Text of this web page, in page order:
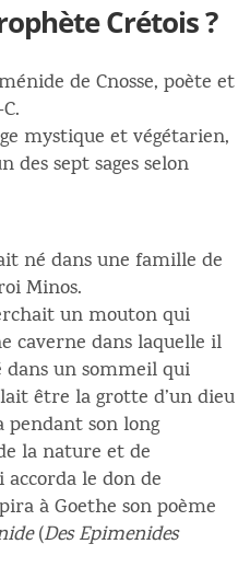
Crétois ?
de Cnosse, poète et
mystique et végétarien,
des sept sages selon
né dans une famille de
Minos.
un mouton qui
caverne dans laquelle il
un sommeil qui
être la grotte d’un dieu
pendant son long
la nature et de
le don de
à Goethe son poème
(Des Epimenides